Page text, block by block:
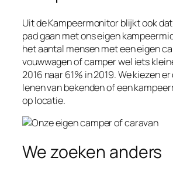
Uit de Kampeermonitor blijkt ook
pad gaan met ons eigen
het aantal mensen met een eigen
vouwwagen of camper wel iets
2016 naar 61% in 2019. We kiezen
lenen van bekenden of een
op locatie.
We zoeken anders